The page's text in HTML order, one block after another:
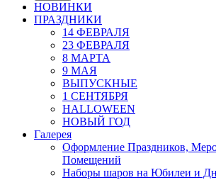
НОВИНКИ
ПРАЗДНИКИ
14 ФЕВРАЛЯ
23 ФЕВРАЛЯ
8 МАРТА
9 МАЯ
ВЫПУСКНЫЕ
1 СЕНТЯБРЯ
HALLOWEEN
НОВЫЙ ГОД
Галерея
Оформление Праздников,
Помещений
Наборы шаров на Юбилеи и